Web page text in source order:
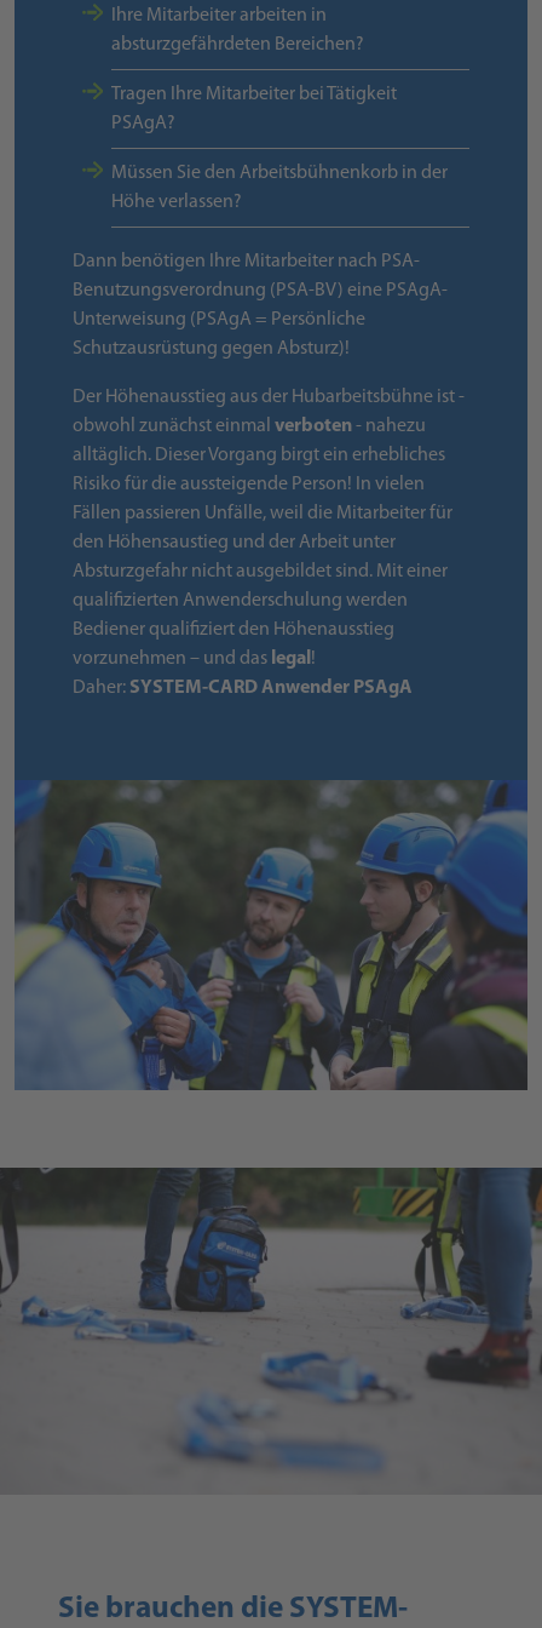
Ihre Mitarbeiter arbeiten in
absturzgefährdeten Bereichen?
Tragen Ihre Mitarbeiter bei Tätigkeit
PSAgA?
Müssen Sie den Arbeitsbühnenkorb in der
Höhe verlassen?
Dann benötigen Ihre Mitarbeiter nach PSA-
Benutzungsverordnung (PSA-BV) eine PSAgA-
Unterweisung (PSAgA = Persönliche
Schutzausrüstung gegen Absturz)!
Der Höhenausstieg aus der Hubarbeitsbühne ist -
obwohl zunächst einmal verboten- nahezu
alltäglich. Dieser Vorgang birgt ein erhebliches
Risiko für die aussteigende Person! In vielen
Fällen passieren Unfälle, weil die Mitarbeiter für
den Höhensaustieg und der Arbeit unter
Absturzgefahr nicht ausgebildet sind. Mit einer
qualifizierten Anwenderschulung werden
Bediener qualifiziert den Höhenausstieg
vorzunehmen – und das legal!
Daher: SYSTEM-CARD Anwender PSAgA
Sie brauchen die SYSTEM-